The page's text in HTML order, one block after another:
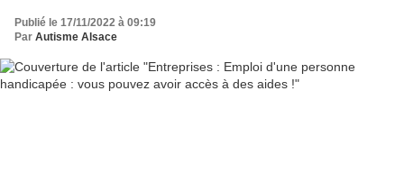
Publié le 17/11/2022 à 09:19
Par Autisme Alsace